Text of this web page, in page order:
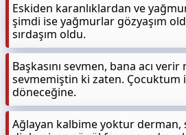
Eskiden karanlıklardan ve
şimdi ise yağmurlar gözyaşım
sırdaşım oldu.
Başkasını sevmen, bana acı
sevmemiştin ki zaten. Çocuktum
döneceğine.
Ağlayan kalbime yoktur derman,